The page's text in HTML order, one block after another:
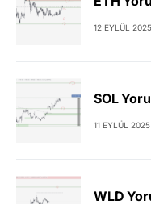
12 EYLÜL 2025
SOL
11 EYLÜL 2025
WLD